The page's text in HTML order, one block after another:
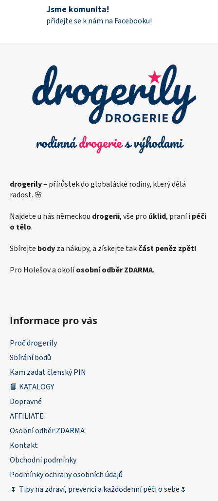
p
i
Jsme komunita!
přidejte se k nám na Facebooku!
drogerily– přírůstek do globalácké rodiny, který dělá
radost. 🌸
Najdete u nás německou drogerii, vše pro úklid, praní i péči
o tělo.
Sbírejte bodyza nákupy, a získejte takčást peněz zpět!
Pro Holešov a okolíosobní odběr ZDARMA.
Informace pro vás
Proč drogerily
Sbírání bodů
Kam zadat členský PIN
📘 KATALOGY
Dopravné
AFFILIATE
Osobní odběr ZDARMA
Kontakt
Obchodní podmínky
Podmínky ochrany osobních údajů
🌷 Tipy na zdraví, prevenci a každodenní péči o sebe🌷